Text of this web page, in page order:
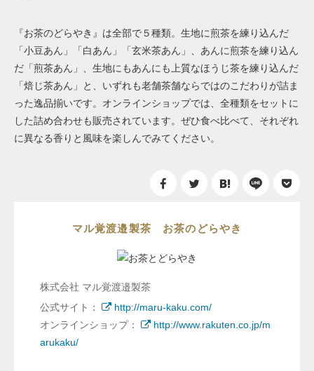
『お茶のどらやき』は全部で５種類。生地に煎茶を練り込んだ
「小豆あん」「白あん」「玄米茶あん」、あんに煎茶を練り込ん
だ「煎茶あん」、生地にもあんにも上質なほうじ茶を練り込んだ
「焙じ茶あん」と、いずれも老舗茶舗ならではのこだわりが詰ま
った逸品揃いです。オンラインショップでは、全種類をセットに
した詰め合わせも販売されています。ぜひ食べ比べて、それぞれ
に異なる香りと風味を楽しんでみてください。
マル覚渡邉製茶 お茶のどらやき
株式会社 マル覚渡邉製茶
公式サイト：
http://maru-kaku.com/
オンラインショップ：
http://www.rakuten.co.jp/m
arukaku/